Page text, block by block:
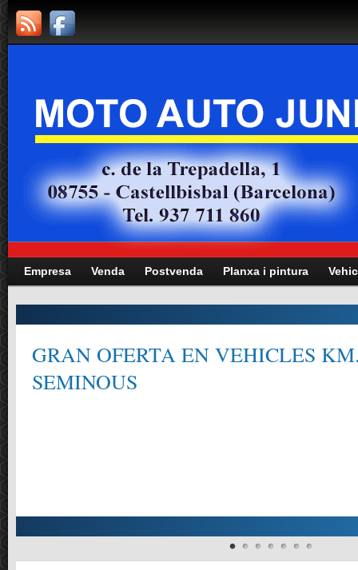
Empresa Venda Postvenda Planxa i pintura
GRAN OFERTA EN VEHICLES
SEMINOUS